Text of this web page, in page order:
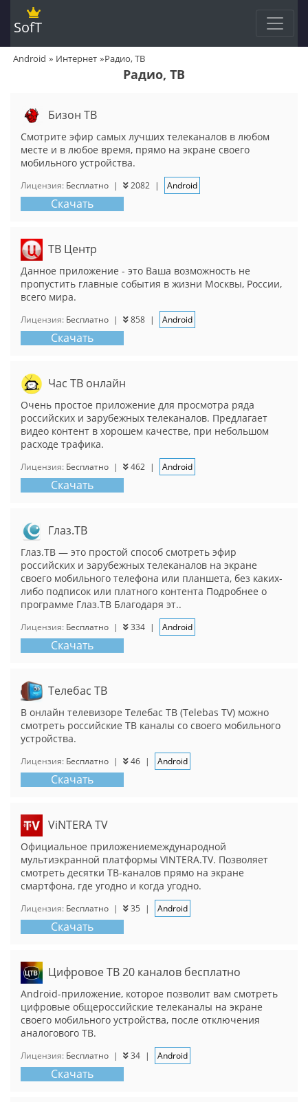
SofT
Android Интернет Радио, ТВ
Радио, ТВ
Бизон ТВ
Смотрите эфир самых лучших телеканалов в любом
месте и в любое время, прямо на экране своего
мобильного устройства.
Лицензия: Бесплатно | 2082 | Android
Скачать
ТВ Центр
Данное приложение - это Ваша возможность не
пропустить главные события в жизни Москвы, России,
всего мира.
Лицензия: Бесплатно | 858 | Android
Скачать
Час ТВ онлайн
Очень простое приложение для просмотра ряда
российских и зарубежных телеканалов. Предлагает
видео контент в хорошем качестве, при небольшом
расходе трафика.
Лицензия: Бесплатно | 462 | Android
Скачать
Глаз.ТВ
Глаз.ТВ — это простой способ смотреть эфир
российских и зарубежных телеканалов на экране
своего мобильного телефона или планшета, без каких-
либо подписок или платного контента Подробнее о
программе Глаз.ТВ Благодаря эт..
Лицензия: Бесплатно | 334 | Android
Скачать
Телебас ТВ
В онлайн телевизоре Телебас ТВ (Telebas TV) можно
смотреть российские ТВ каналы со своего мобильного
устройства.
Лицензия: Бесплатно | 46 | Android
Скачать
ViNTERA TV
Официальное приложениемеждународной
мультиэкранной платформы VINTERA.TV. Позволяет
смотреть десятки ТВ-каналов прямо на экране
смартфона, где угодно и когда угодно.
Лицензия: Бесплатно | 35 | Android
Скачать
Цифровое ТВ 20 каналов бесплатно
Android-приложение, которое позволит вам смотреть
цифровые общероссийские телеканалы на экране
своего мобильного устройства, после отключения
аналогового ТВ.
Лицензия: Бесплатно | 34 | Android
Скачать